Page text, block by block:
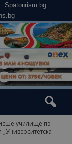
Spatourism.bg
училище по